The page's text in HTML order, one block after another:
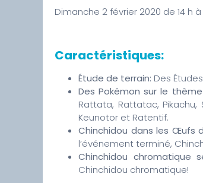
Dimanche 2 février 2020 de 14 h à
Caractéristiques:
Étude de terrain: Des
Des Pokémon sur le
Rattata, Rattatac, Pikachu,
Keunotor et Ratentif.
Chinchidou dans les Œufs
l’événement terminé,
Chinchidou chromatique
Chinchidou chromatique!